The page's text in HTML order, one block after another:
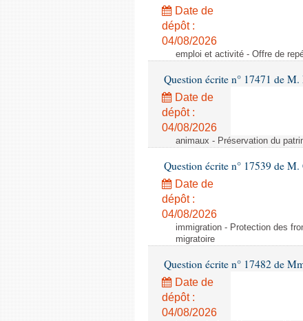
Date de
dépôt :
04/08/2026
emploi et activité - Offre de
Question écrite n° 17471 de
Date de
dépôt :
04/08/2026
animaux - Préservation du
Question écrite n° 17539 de
Date de
dépôt :
04/08/2026
immigration - Protection des
migratoire
Question écrite n° 17482 de
Date de
dépôt :
04/08/2026